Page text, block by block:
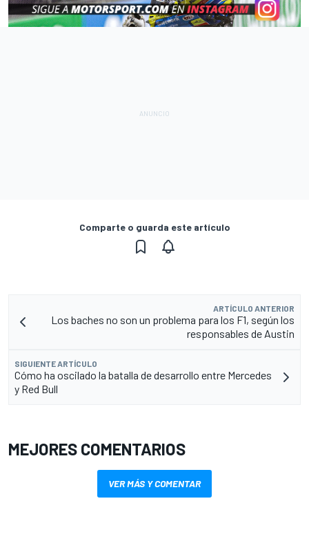
Comparte o guarda este artículo
ARTÍCULO ANTERIOR
Los baches no son un problema para los F1, según los
responsables de Austin
SIGUIENTE ARTÍCULO
Cómo ha oscilado la batalla de desarrollo entre Mercedes
y Red Bull
MEJORES COMENTARIOS
VER MÁS Y COMENTAR